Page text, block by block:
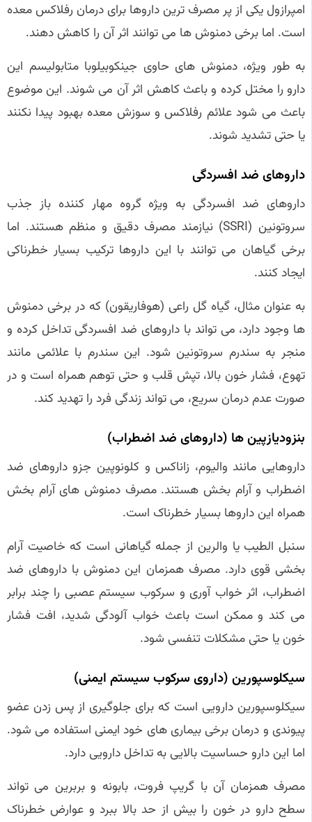
امپرازول یکی از پر مصرف‌ ترین داروها برای درمان رفلاکس معده
است. اما برخی دمنوش‌ ها می‌ توانند اثر آن را کاهش دهند.
به طور ویژه، دمنوش‌ های حاوی جینکوبیلوبا متابولیسم این
دارو را مختل کرده و باعث کاهش اثر آن می‌ شوند. این موضوع
باعث می‌ شود علائم رفلاکس و سوزش معده بهبود پیدا نکنند
یا حتی تشدید شوند.
داروهای ضد افسردگی
داروهای ضد افسردگی به ویژه گروه مهار کننده باز جذب
سروتونین (SSRI) نیازمند مصرف دقیق و منظم هستند. اما
برخی گیاهان می‌ توانند با این داروها ترکیب بسیار خطرناکی
ایجاد کنند.
به عنوان مثال، گیاه گل راعی (هوفاریقون) که در برخی دمنوش‌
ها وجود دارد، می‌ تواند با داروهای ضد افسردگی تداخل کرده و
منجر به سندرم سروتونین شود. این سندرم با علائمی مانند
تهوع، فشار خون بالا، تپش قلب و حتی توهم همراه است و در
صورت عدم درمان سریع، می‌ تواند زندگی فرد را تهدید کند.
بنزودیازپین‌ ها (داروهای ضد اضطراب)
داروهایی مانند والیوم، زاناکس و کلونوپین جزو داروهای ضد
اضطراب و آرام‌ بخش هستند. مصرف دمنوش‌ های آرام‌ بخش
همراه این داروها بسیار خطرناک است.
سنبل الطیب یا والرین از جمله گیاهانی است که خاصیت آرام‌
بخشی قوی دارد. مصرف همزمان این دمنوش با داروهای ضد
اضطراب، اثر خواب‌ آوری و سرکوب سیستم عصبی را چند برابر
می‌ کند و ممکن است باعث خواب‌ آلودگی شدید، افت فشار
خون یا حتی مشکلات تنفسی شود.
سیکلوسپورین (داروی سرکوب سیستم ایمنی)
سیکلوسپورین دارویی است که برای جلوگیری از پس زدن عضو
پیوندی و درمان برخی بیماری‌ های خود ایمنی استفاده می‌ شود.
اما این دارو حساسیت بالایی به تداخل دارویی دارد.
مصرف همزمان آن با گریپ فروت، بابونه و بربرین می‌ تواند
سطح دارو در خون را بیش از حد بالا ببرد و عوارض خطرناک